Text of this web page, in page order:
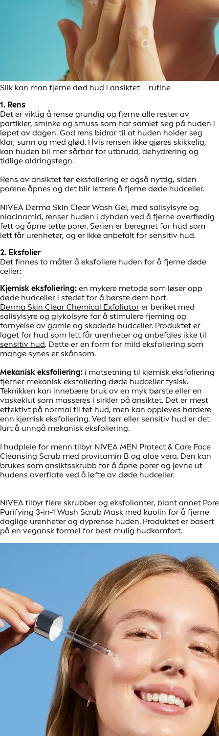
Slik kan man fjerne død hud i ansiktet – rutine
1. Rens
Det er viktig å rense grundig og fjerne alle rester av
partikler, sminke og smuss som har samlet seg på huden i
løpet av dagen. God rens bidrar til at huden holder seg
klar, sunn og med glød. Hvis rensen ikke gjøres skikkelig,
kan huden bli mer sårbar for utbrudd, dehydrering og
tidlige aldringstegn.
Rens av ansiktet før eksfoliering er også nyttig, siden
porene åpnes og det blir lettere å fjerne døde hudceller.
NIVEA Derma Skin Clear Wash Gel, med salisylsyre og
niacinamid, renser huden i dybden ved å fjerne overflødig
fett og åpne tette porer. Serien er beregnet for hud som
lett får urenheter, og er ikke anbefalt for sensitiv hud.
2. Eksfolier
Det finnes to måter å eksfoliere huden for å fjerne døde
celler:
Kjemisk eksfoliering: en mykere metode som løser opp
døde hudceller i stedet for å børste dem bort.
Derma Skin Clear Chemical Exfoliator er beriket med
salisylsyre og glykolsyre for å stimulere fjerning og
fornyelse av gamle og skadede hudceller. Produktet er
laget for hud som lett får urenheter og anbefales ikke til
sensitiv hud. Dette er en form for mild eksfoliering som
mange synes er skånsom.
Mekanisk eksfoliering: i motsetning til kjemisk eksfoliering
fjerner mekanisk eksfoliering døde hudceller fysisk.
Teknikken kan innebære bruk av en myk børste eller en
vaskeklut som masseres i sirkler på ansiktet. Det er mest
effektivt på normal til fet hud, men kan oppleves hardere
enn kjemisk eksfoliering. Ved tørr eller sensitiv hud er det
lurt å unngå mekanisk eksfoliering.
I hudpleie for menn tilbyr NIVEA MEN Protect & Care Face
Cleansing Scrub med provitamin B og aloe vera. Den kan
brukes som ansiktsskrubb for å åpne porer og jevne ut
hudens overflate ved å løfte av døde hudceller.
NIVEA tilbyr flere skrubber og eksfolianter, blant annet Pore
Purifying 3-in-1 Wash Scrub Mask med kaolin for å fjerne
daglige urenheter og dyprense huden. Produktet er basert
på en vegansk formel for best mulig hudkomfort.